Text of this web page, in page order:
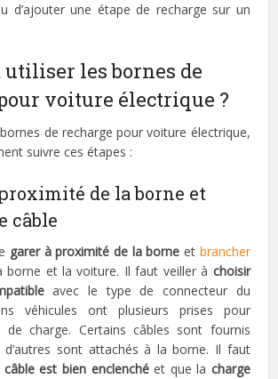
d’ajouter une étape de recharge sur un
les bornes de
voiture électrique ?
de recharge pour voiture électrique,
suivre ces étapes :
de la borne et
câble
garer à proximité de la borne et brancher
borne et la voiture. Il faut veiller à choisir
avec le type de connecteur du
véhicules ont plusieurs prises pour
de charge. Certains câbles sont fournis
sont attachés à la borne. Il faut
câble est bien enclenchéet que la charge